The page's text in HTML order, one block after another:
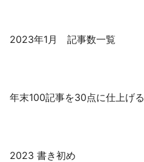
2023年1月 記事数一覧
年末100記事を30点に仕上げる
2023 書き初め